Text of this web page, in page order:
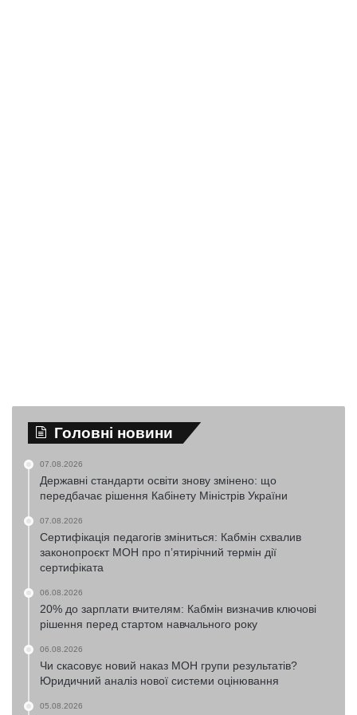
Головні новини
07.08.2026
Державні стандарти освіти знову змінено: що
передбачає рішення Кабінету Міністрів України
07.08.2026
Сертифікація педагогів зміниться: Кабмін схвалив
законопроєкт МОН про п’ятирічний термін дії
сертифіката
06.08.2026
20% до зарплати вчителям: Кабмін визначив ключові
рішення перед стартом навчального року
06.08.2026
Чи скасовує новий наказ МОН групи результатів?
Юридичний аналіз нової системи оцінювання
05.08.2026